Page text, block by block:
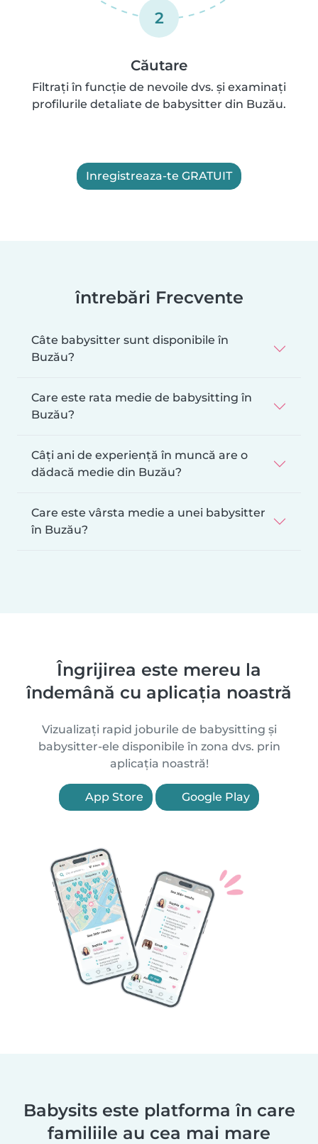
2
Căutare
Filtrați în funcție de nevoile dvs. și examinați
profilurile detaliate de babysitter din Buzău.
Inregistreaza-te GRATUIT
întrebări Frecvente
Câte babysitter sunt disponibile în
Buzău?
Care este rata medie de babysitting în
Buzău?
Câți ani de experiență în muncă are o
dădacă medie din Buzău?
Care este vârsta medie a unei babysitter
în Buzău?
Îngrijirea este mereu la
îndemână cu aplicația noastră
Vizualizați rapid joburile de babysitting și
babysitter-ele disponibile în zona dvs. prin
aplicația noastră!
App Store Google Play
Babysits este platforma în care
familiile au cea mai mare